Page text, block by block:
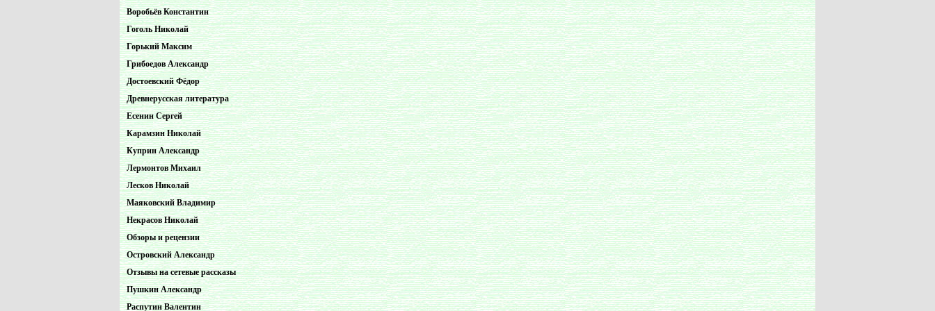
Воробьёв Константин
Гоголь Николай
Горький Максим
Грибоедов Александр
Достоевский Фёдор
Древнерусская литература
Есенин Сергей
Карамзин Николай
Куприн Александр
Лермонтов Михаил
Лесков Николай
Маяковский Владимир
Некрасов Николай
Обзоры и рецензии
Островский Александр
Отзывы на сетевые рассказы
Пушкин Александр
Распутин Валентин